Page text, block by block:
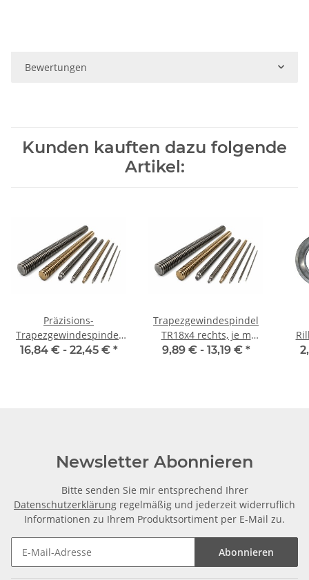
Bewertungen
Kunden kauften dazu folgende
Artikel:
Präzisions-
Trapezgewindespindel
TR18x4 rechts, je m
16,84 € - 22,45 € *
Trapezgewindespindel
TR18x4 rechts, je m
±2mm
9,89 € - 13,19 € *
Newsletter Abonnieren
Bitte senden Sie mir entsprechend Ihrer
Datenschutzerklärung regelmäßig und jederzeit widerruflich
Informationen zu Ihrem Produktsortiment per E-Mail zu.
Abonnieren